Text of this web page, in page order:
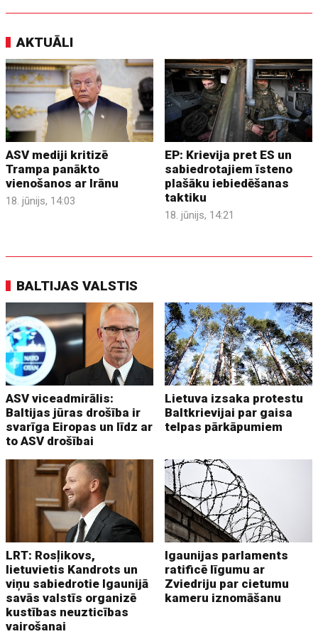
AKTUĀLI
ASV mediji kritizē
Trampa panākto
vienošanos ar Irānu
18. jūnijs, 14:03
EP: Krievija pret ES un
sabiedrotajiem īsteno
plašāku iebiedēšanas
taktiku
18. jūnijs, 14:21
BALTIJAS VALSTIS
ASV viceadmirālis:
Baltijas jūras drošība ir
svarīga Eiropas un līdz ar
to ASV drošībai
Lietuva izsaka protestu
Baltkrievijai par gaisa
telpas pārkāpumiem
LRT: Rosļikovs,
lietuvietis Kandrots un
viņu sabiedrotie Igaunijā
savās valstīs organizē
kustības neuzticības
vairošanai
Igaunijas parlaments
ratificē līgumu ar
Zviedriju par cietumu
kameru iznomāšanu